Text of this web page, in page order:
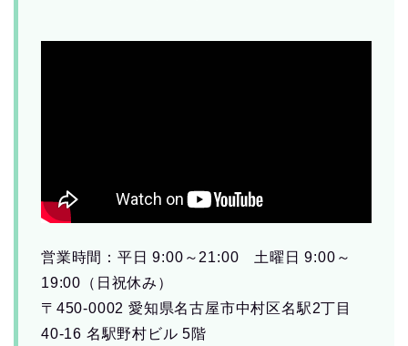
営業時間：平日 9:00～21:00 土曜日 9:00～
19:00（日祝休み）
〒450-0002 愛知県名古屋市中村区名駅2丁目
40-16 名駅野村ビル 5階